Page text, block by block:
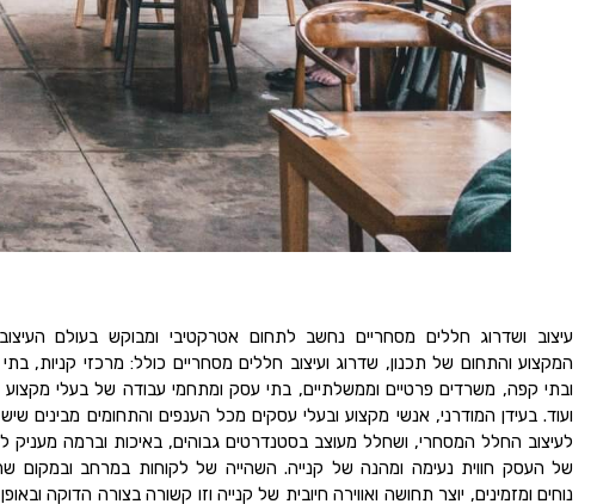
עיצוב ושדרוג חללים מסחריים נחשב לתחום אטרקטיבי ומבוקש בעולם
המקצוע והתחום של תכנון, שדרוג ועיצוב חללים מסחריים כולל: מרכזי קניות,
ובתי קפה, משרדים פרטיים וממשלתיים, בתי עסק ומתחמי עבודה של בעלי מקצוע
ועוד. בעידן המודרני, אנשי מקצוע ובעלי עסקים מכל הענפים והתחומים מבינים
לעיצוב החלל המסחרי, ושחלל מעוצב בסטנדרטים גבוהים, באיכות וברמה מעניק
של העסק חווית נעימה ומהנה של קנייה. השהייה של לקוחות במרחב ובמקום
נוחים ומזמינים, יוצר תחושה ואווירה חיובית של קנייה וזו קשורה בצורה הדוקה